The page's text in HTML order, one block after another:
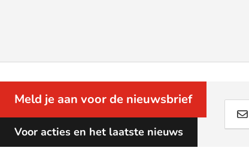
Meld je aan voor de nieuwsbrief
Voor acties en het laatste nieuws